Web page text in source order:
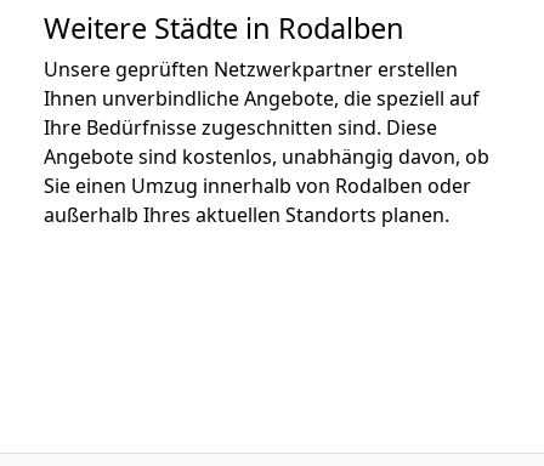
Weitere Städte in Rodalben
Unsere geprüften Netzwerkpartner erstellen
Ihnen unverbindliche Angebote, die speziell auf
Ihre Bedürfnisse zugeschnitten sind. Diese
Angebote sind kostenlos, unabhängig davon, ob
Sie einen Umzug innerhalb von Rodalben oder
außerhalb Ihres aktuellen Standorts planen.